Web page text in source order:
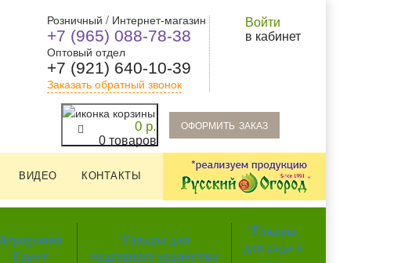
Розничный / Интернет-магазин
+7 (965) 088-78-38
Оптовый отдел
+7 (921) 640-10-39
Заказать обратный звонок
Войти
в кабинет
0 р.
0 товаров
oформить заказ
ВИДЕО КОНТАКТЫ
Агрохимия
Грунт
Товары для
подсобного хозяйства
Товары
для сада и